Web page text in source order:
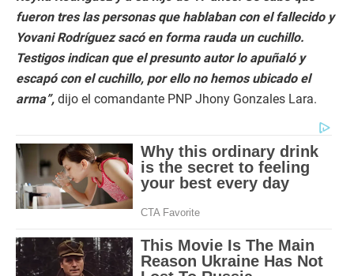
fueron tres las personas que hablaban con el fallecido y
Yovani Rodríguez sacó en forma rauda un cuchillo.
Testigos indican que el presunto autor lo apuñaló y
escapó con el cuchillo, por ello no hemos ubicado el
arma”, dijo el comandante PNP Jhony Gonzales Lara.